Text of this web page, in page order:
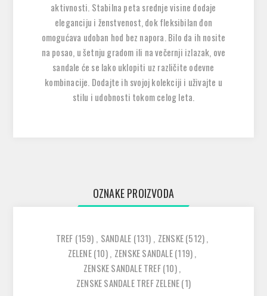
aktivnosti. Stabilna peta srednje visine dodaje
eleganciju i ženstvenost, dok fleksibilan đon
omogućava udoban hod bez napora. Bilo da ih nosite
na posao, u šetnju gradom ili na večernji izlazak, ove
sandale će se lako uklopiti uz različite odevne
kombinacije. Dodajte ih svojoj kolekciji i uživajte u
stilu i udobnosti tokom celog leta.
OZNAKE PROIZVODA
TREF (159) , SANDALE (131) , ZENSKE(512),
ZELENE(10), ZENSKE SANDALE(119),
ZENSKE SANDALE TREF(10),
ZENSKE SANDALE TREF ZELENE(1)